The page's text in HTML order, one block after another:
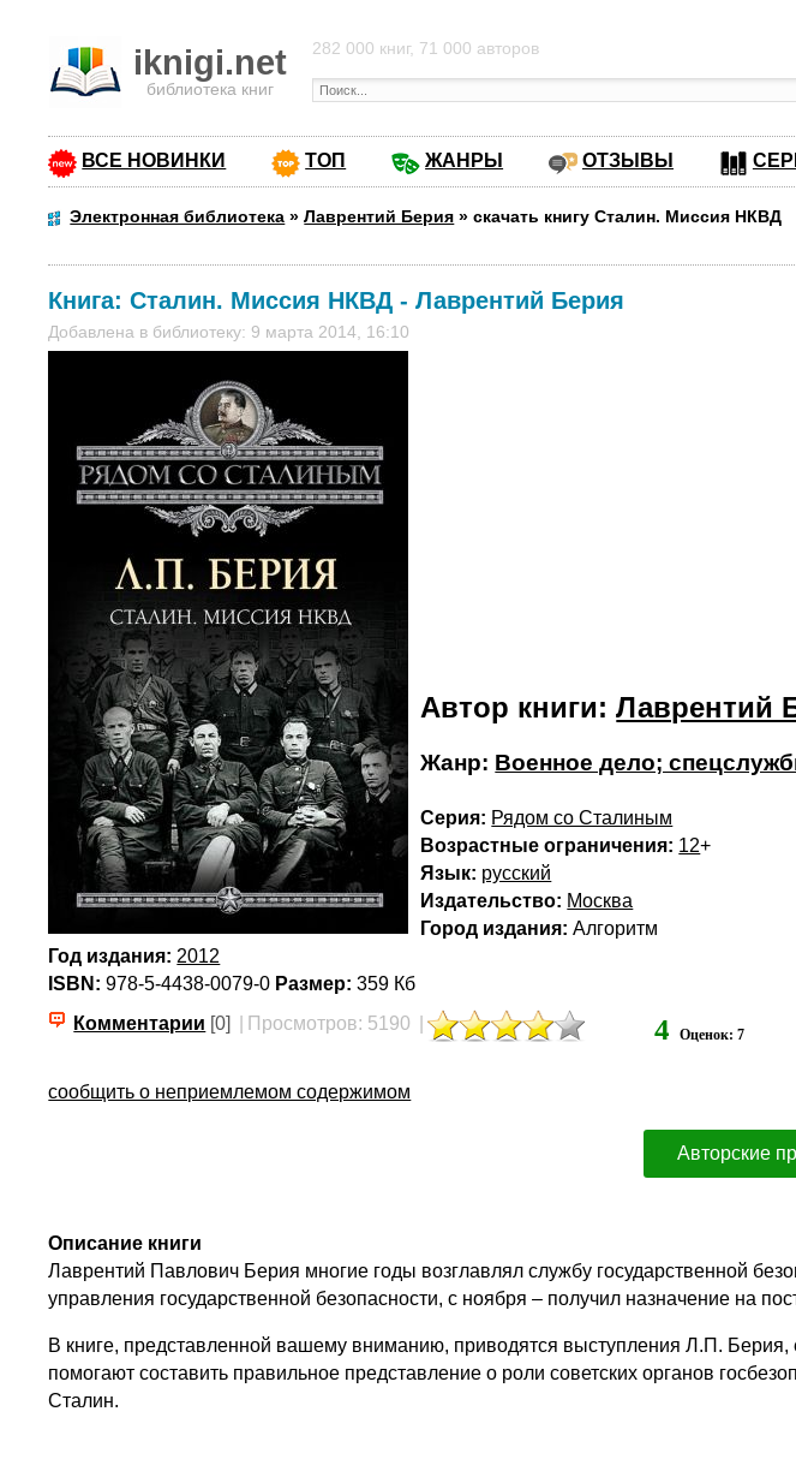
iknigi.net
библиотека книг
282 000 книг, 71 000 авторов
ВСЕ НОВИНКИ ТОП ЖАНРЫ ОТЗЫВЫ
Электронная библиотека »Лаврентий Берия »скачать книгу Сталин. Миссия НКВД
Книга:Сталин. Миссия НКВД -Лаврентий Берия
Добавлена в библиотеку: 9 марта 2014, 16:10
Автор книги:Лаврентий
Жанр: Военное дело;
Серия: Рядом со Сталиным
Возрастные ограничения: 12+
Язык: русский
Издательство: Москва
Город издания: Алгоритм
Год издания: 2012
ISBN: 978-5-4438-0079-0 Размер: 359 Кб
Комментарии [0] Просмотров: 5190 4 Оценок: 7
сообщить о неприемлемом содержимом
Авторские
Описание книги
Лаврентий Павлович Берия многие годы возглавлял службу государственной
управления государственной безопасности, с ноября – получил назначение на
В книге, представленной вашему вниманию, приводятся выступления Л.П.
помогают составить правильное представление о роли советских органов
Сталин.